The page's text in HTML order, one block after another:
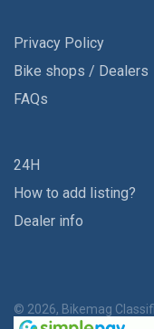
Privacy Policy
Bike shops / Dealers
FAQs
24H
How to add listing?
Dealer info
© 2026, Bikemag